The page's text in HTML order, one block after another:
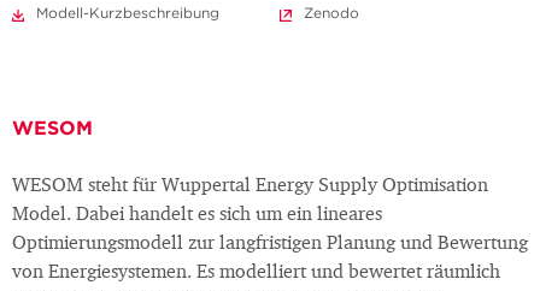
Modell-Kurzbeschreibung Zenodo
WESOM
WESOM steht für Wuppertal Energy Supply Optimisation
Model. Dabei handelt es sich um ein lineares
Optimierungsmodell zur langfristigen Planung und Bewertung
von Energiesystemen. Es modelliert und bewertet räumlich